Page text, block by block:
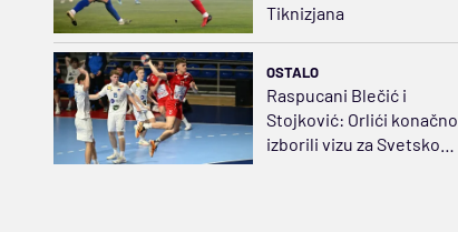
Tiknizjana
OSTALO
Raspucani Blečić i
Stojković: Orlići konačno
izborili vizu za Svetsko